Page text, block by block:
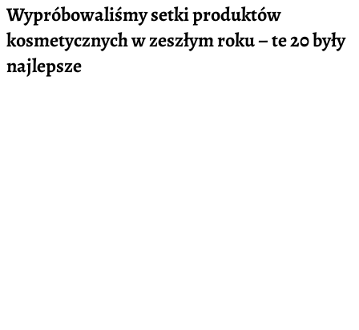
Wypróbowaliśmy setki produktów
kosmetycznych w zeszłym roku – te 20 były
najlepsze